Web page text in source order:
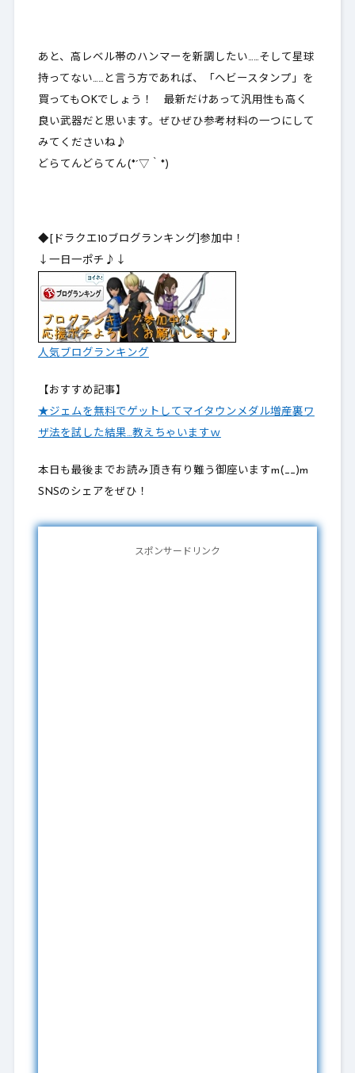
あと、高レベル帯のハンマーを新調したい……そして星球
持ってない……と言う方であれば、「ヘビースタンプ」を
買ってもOKでしょう！ 最新だけあって 汎用性も高く
良い武器だと思います 。ぜひぜひ参考材料の一つにして
みてくださいね♪
どらてんどらてん(*´▽｀*)
◆[ドラクエ10ブログランキング]参加中！
↓一日一ポチ♪↓
人気ブログランキング
【おすすめ記事】
★ジェムを無料でゲットしてマイタウンメダル増産裏ワ
ザ法を試した結果…教えちゃいますｗ
本日も最後までお読み頂き有り難う御座いますm(__)m
SNSのシェアをぜひ！
スポンサードリンク